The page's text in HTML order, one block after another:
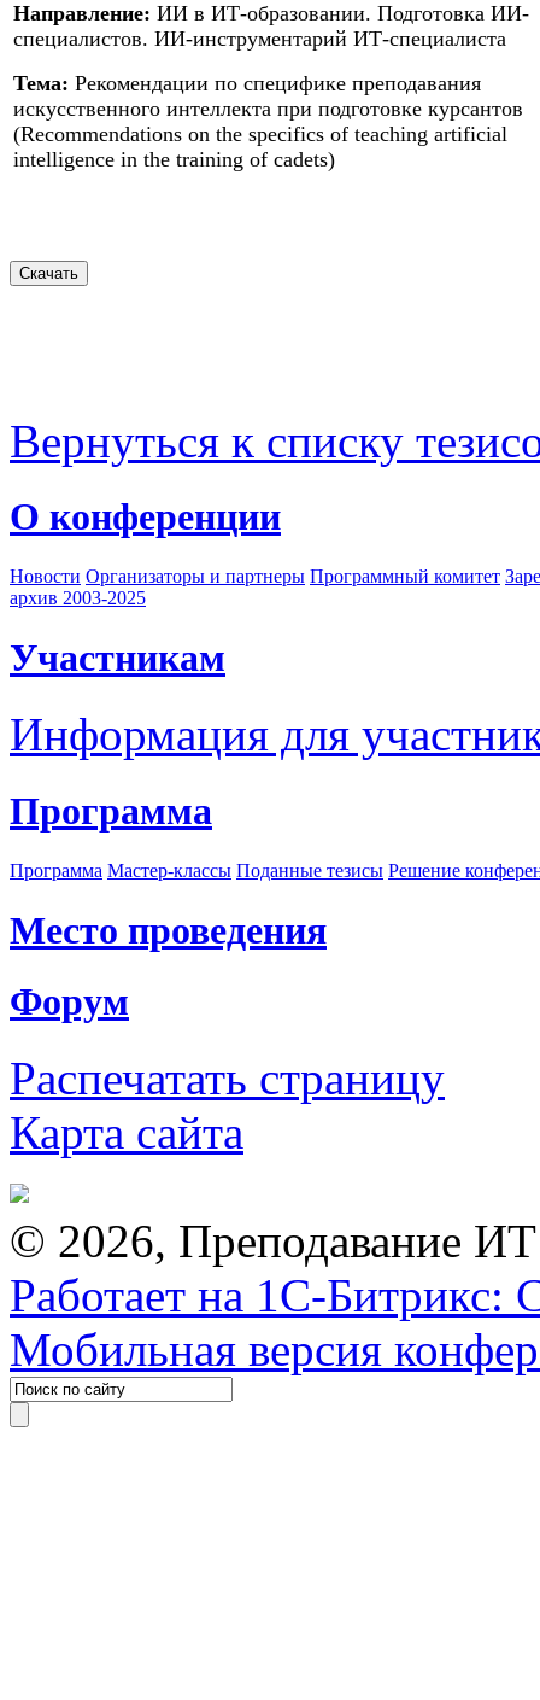
Направление: ИИ в ИТ-образовании. Подготовка ИИ-
специалистов. ИИ-инструментарий ИТ-специалиста
Тема: Рекомендации по специфике преподавания
искусственного интеллекта при подготовке курсантов
(Recommendations on the specifics of teaching artificial
intelligence in the training of cadets)
Вернуться к списку
О конференции
Новости Организаторы и партнеры Программный комитет
архив 2003-2025
Участникам
Информация для
Программа
Программа Мастер-классы Поданные тезисы Решение
Место проведения
Форум
Распечатать страницу
Карта сайта
© 2026, Преподавание
Работает на 1С-Битрикс:
Мобильная версия